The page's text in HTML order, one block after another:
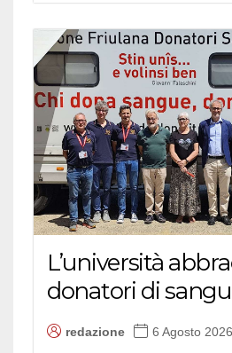
L’università
donatori di
redazione 6 Agosto 2026